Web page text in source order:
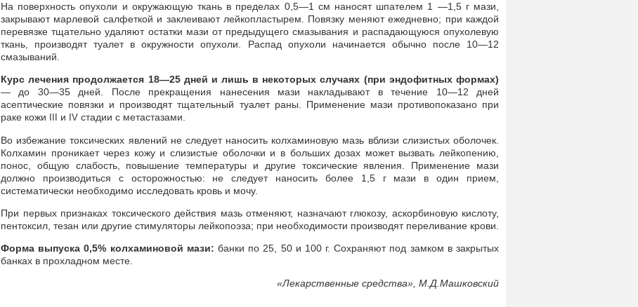
На поверхность опухоли и окружающую ткань в пределах 0,5—1 см наносят шпателем 1 —1,5 г мази,
закрывают марлевой салфеткой и заклеивают лейкопластырем. Повязку меняют ежедневно; при каждой
перевязке тщательно удаляют остатки мази от предыдущего смазывания и распадающуюся опухолевую
ткань, производят туалет в окружности опухоли. Распад опухоли начинается обычно после 10—12
смазываний.
Курс лечения продолжается 18—25 дней и лишь в некоторых случаях (при эндофитных формах)
— до 30—35 дней. После прекращения нанесения мази накладывают в течение 10—12 дней
асептические повязки и производят тщательный туалет раны. Применение мази противопоказано при
раке кожи
и IV стадии с метастазами.
Во избежание токсических явлений не следует наносить колхаминовую мазь вблизи слизистых оболочек.
Колхамин проникает через кожу и слизистые оболочки и в больших дозах может вызвать лейкопению,
понос, общую слабость, повышение температуры и другие токсические явления. Применение мази
должно производиться c осторожностью: не следует наносить более 1,5 г мази в один прием,
систематически необходимо исследовать кровь и мочу.
При первых признаках токсического действия мазь отменяют, назначают глюкозу, аскорбиновую кислоту,
пентоксил, тезан или другие стимуляторы лейкопоэза; при необходимости производят переливание крови.
Форма выпуска 0,5% колхаминовой мази: банки по 25, 50 и 100 г. Сохраняют под замком в закрытых
банках в прохладном месте.
«Лекарственные средства», М.Д.Машковский